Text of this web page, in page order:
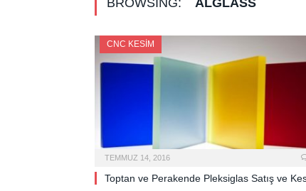
BROWSING: ALGLASS
CNC KESIM
TEMMUZ 14, 2016
Toptan ve Perakende Pleksiglas Satış ve